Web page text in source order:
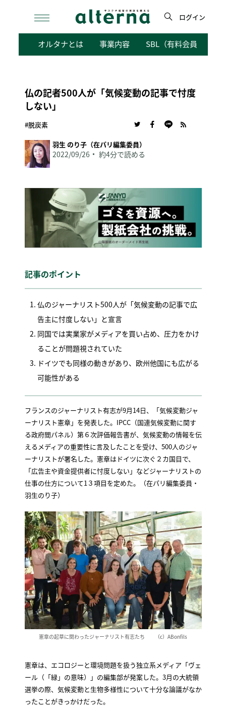
検
ログイン
オルタナとは 事業内容 SBL（有料会員向けサ
仏の記者500人が「気候変動の記事で忖度
しない」
#脱炭素
羽生 のり子（在パリ編集委員）
2022/09/26 約4分で読める
記事のポイント
仏のジャーナリスト500人が「気候変動の記事で広
告主に忖度しない」と宣言
同国では実業家がメディアを買い占め、圧力をかけ
ることが問題視されていた
ドイツでも同様の動きがあり、欧州他国にも広がる
可能性がある
フランスのジャーナリスト有志が9月14日、「気候変動ジャ
ーナリスト憲章」を発表した。IPCC（国連気候変動に関す
る政府間パネル）第６次評価報告書が、気候変動の情報を伝
えるメディアの重要性に言及したことを受け、500人のジャ
ーナリストが署名した。憲章はドイツに次ぐ２カ国目で、
「広告主や資金提供者に忖度しない」などジャーナリストの
仕事の仕方について1３項目を定めた。（在パリ編集委員・
羽生のり子）
憲章の起草に関わったジャーナリスト有志たち （c）ABonfils
憲章は、エコロジーと環境問題を扱う独立系メディア「ヴェ
ール（「緑」の意味）」の編集部が発案した。3月の大統領
選挙の際、気候変動と生物多様性について十分な論議がなか
ったことがきっかけだった。